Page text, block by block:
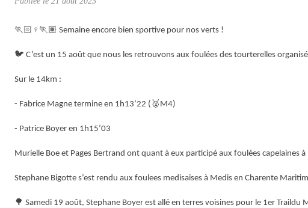
🏃🏻 ♀ 🏃🏽 Semaine encore bien sportive pour nos verts !
🐦 C’est un 15 août que nous les retrouvons aux foulées des tourterelles
Sur le 14km :
- Fabrice Magne termine en 1h13’22 ( 🥈 M4)
- Patrice Boyer en 1h15’03
Murielle Boe et Pages Bertrand ont quant à eux participé aux foulées capelaines
Stephane Bigotte s’est rendu aux foulees medisaises à Medis en Charente
🌳 Samedi 19 août, Stephane Boyer est allé en terres voisines pour le 1er